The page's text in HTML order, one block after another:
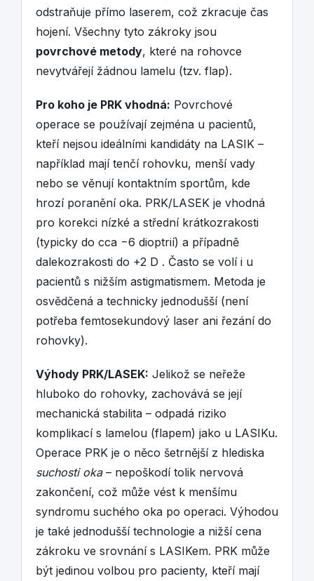
odstraňuje přímo laserem, což zkracuje čas
hojení. Všechny tyto zákroky jsou
povrchové metody, které na rohovce
nevytvářejí žádnou lamelu (tzv. flap).
Pro koho je PRK vhodná: Povrchové
operace se používají zejména u pacientů,
kteří nejsou ideálními kandidáty na LASIK –
například mají tenčí rohovku, menší vady
nebo se věnují kontaktním sportům, kde
hrozí poranění oka. PRK/LASEK je vhodná
pro korekci nízké a střední krátkozrakosti
(typicky do cca −6 dioptrií) a případně
dalekozrakosti do +2 D . Často se volí i u
pacientů s nižším astigmatismem. Metoda je
osvědčená a technicky jednodušší (není
potřeba femtosekundový laser ani řezání do
rohovky).
Výhody PRK/LASEK: Jelikož se neřeže
hluboko do rohovky, zachovává se její
mechanická stabilita – odpadá riziko
komplikací s lamelou (flapem) jako u LASIKu.
Operace PRK je o něco šetrnější z hlediska
suchosti oka– nepoškodí tolik nervová
zakončení, což může vést k menšímu
syndromu suchého oka po operaci. Výhodou
je také jednodušší technologie a nižší cena
zákroku ve srovnání s LASIKem. PRK může
být jedinou volbou pro pacienty, kteří mají